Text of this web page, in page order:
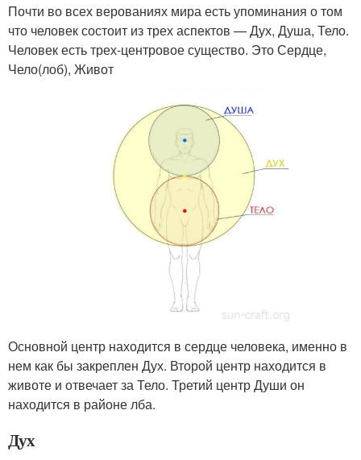
Почти во всех верованиях мира есть упоминания о том
что человек состоит из трех аспектов — Дух, Душа, Тело.
Человек есть трех-центровое существо. Это Сердце,
Чело(лоб), Живот
Основной центр находится в сердце человека, именно в
нем как бы закреплен Дух. Второй центр находится в
животе и отвечает за Тело. Третий центр Души он
находится в районе лба.
Дух